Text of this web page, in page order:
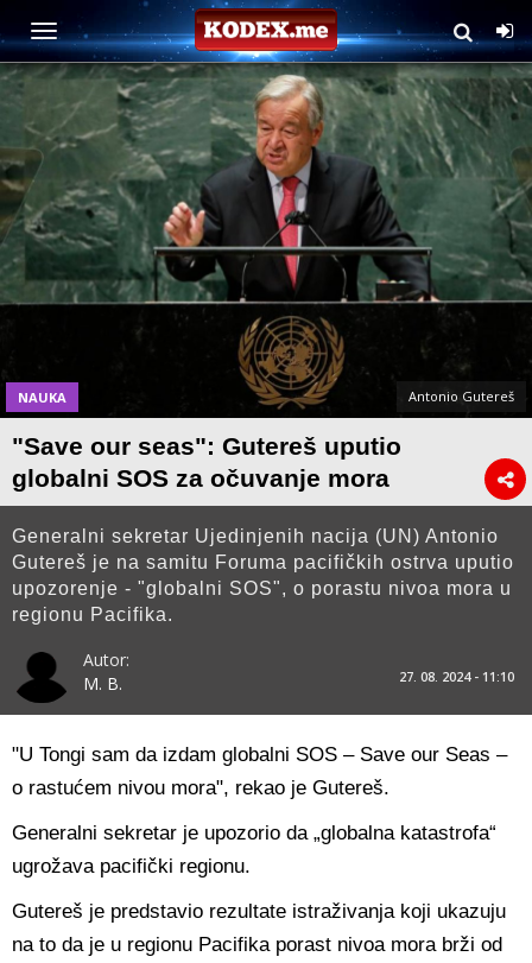
NAUKA Antonio Gutereš
"Save our seas": Gutereš uputio
globalni SOS za očuvanje mora
Generalni sekretar Ujedinjenih nacija (UN) Antonio
Gutereš je na samitu Foruma pacifičkih ostrva uputio
upozorenje - "globalni SOS", o porastu nivoa mora u
regionu Pacifika.
Autor:
M. B.
27. 08. 2024 - 11:10
"U Tongi sam da izdam globalni SOS – Save our Seas –
o rastućem nivou mora", rekao je Gutereš.
Generalni sekretar je upozorio da „globalna katastrofa“
ugrožava pacifički regionu.
Gutereš je predstavio rezultate istraživanja koji ukazuju
na to da je u regionu Pacifika porast nivoa mora brži od